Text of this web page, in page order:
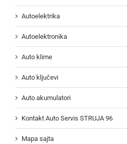
Autoelektrika
Autoelektronika
Auto klime
Auto ključevi
Auto akumulatori
Kontakt Auto Servis STRUJA 96
Mapa sajta